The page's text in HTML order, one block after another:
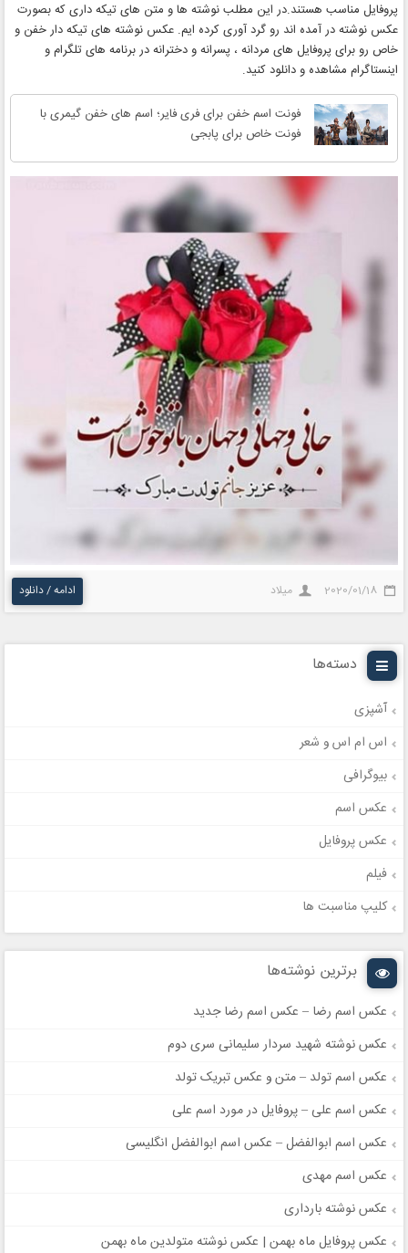
پروفایل مناسب هستند.در این مطلب نوشته ها و متن های تیکه داری که بصورت
عکس نوشته در آمده اند رو گرد آوری کرده ایم. عکس نوشته های تیکه دار خفن و
خاص رو برای پروفایل های مردانه ، پسرانه و دخترانه در برنامه های تلگرام و
اینستاگرام مشاهده و دانلود کنید.
فونت اسم خفن برای فری فایر؛ اسم های خفن گیمری با
فونت خاص برای پابجی
2020/01/18 میلاد ادامه / دانلود
دسته‌ها
آشپزی
اس ام اس و شعر
بیوگرافی
عکس اسم
عکس پروفایل
فیلم
کلیپ مناسبت ها
برترین نوشته‌ها
عکس اسم رضا – عکس اسم رضا جدید
عکس نوشته شهید سردار سلیمانی سری دوم
عکس اسم تولد – متن و عکس تبریک تولد
عکس اسم علی – پروفایل در مورد اسم علی
عکس اسم ابوالفضل – عکس اسم ابوالفضل انگلیسی
عکس اسم مهدی
عکس نوشته بارداری
عکس پروفایل ماه بهمن | عکس نوشته متولدین ماه بهمن